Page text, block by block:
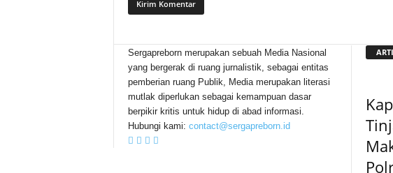
Sergapreborn merupakan sebuah Media Nasional
yang bergerak di ruang jurnalistik, sebagai entitas
pemberian ruang Publik, Media merupakan literasi
mutlak diperlukan sebagai kemampuan dasar
berpikir kritis untuk hidup di abad informasi.
Hubungi kami: contact@sergapreborn.id